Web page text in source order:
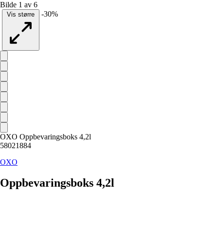
Bilde 1 av 6
Vis større -30%
OXO Oppbevaringsboks 4,2l
58021884
OXO
Oppbevaringsboks 4,2l